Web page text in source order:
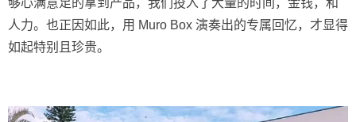
够心满意足的拿到产品，我们投入了大量的时间，金钱，和
人力。也正因如此，用 Muro Box 演奏出的专属回忆，才显得
如起特别且珍贵。